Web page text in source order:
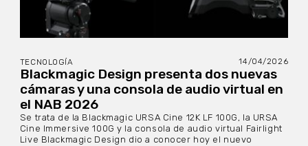
TECNOLOGÍA 14/04/2026
Blackmagic Design presenta dos nuevas
cámaras y una consola de audio virtual en
el NAB 2026
Se trata de la Blackmagic URSA Cine 12K LF 100G, la URSA
Cine Immersive 100G y la consola de audio virtual Fairlight
Live Blackmagic Design dio a conocer hoy el nuevo